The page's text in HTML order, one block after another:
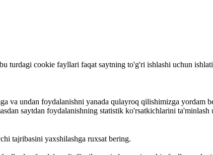
turdagi cookie fayllari faqat saytning to'g'ri ishlashi uchun
va undan foydalanishni yanada qulayroq qilishimizga
saytdan foydalanishning statistik ko'rsatkichlarini
tajribasini yaxshilashga ruxsat bering.